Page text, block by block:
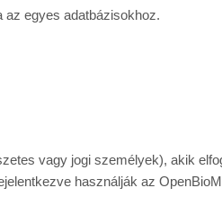
az egyes adatbázisokhoz.
vagy jogi személyek), akik
használják az